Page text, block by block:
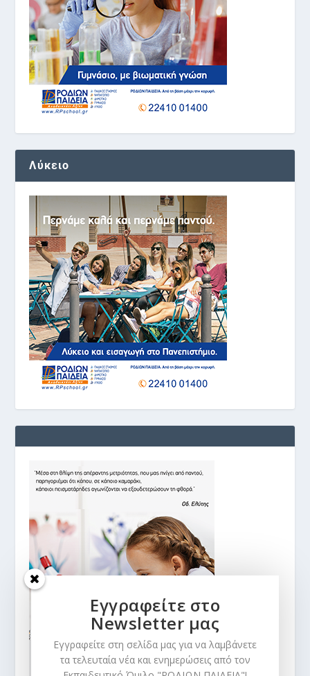
Λύκειο
Εγγραφείτε στο
Newsletter μας
Εγγραφείτε στη σελίδα μας για να λαμβάνετε
τα τελευταία νέα και ενημερώσεις από τον